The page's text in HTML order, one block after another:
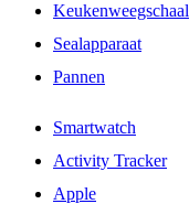
Keukenweegschaal
Sealapparaat
Pannen
Smartwatch
Activity Tracker
Apple